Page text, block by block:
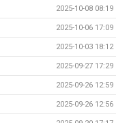
2025-10-08 08:19
2025-10-06 17:09
2025-10-03 18:12
2025-09-27 17:29
2025-09-26 12:59
2025-09-26 12:56